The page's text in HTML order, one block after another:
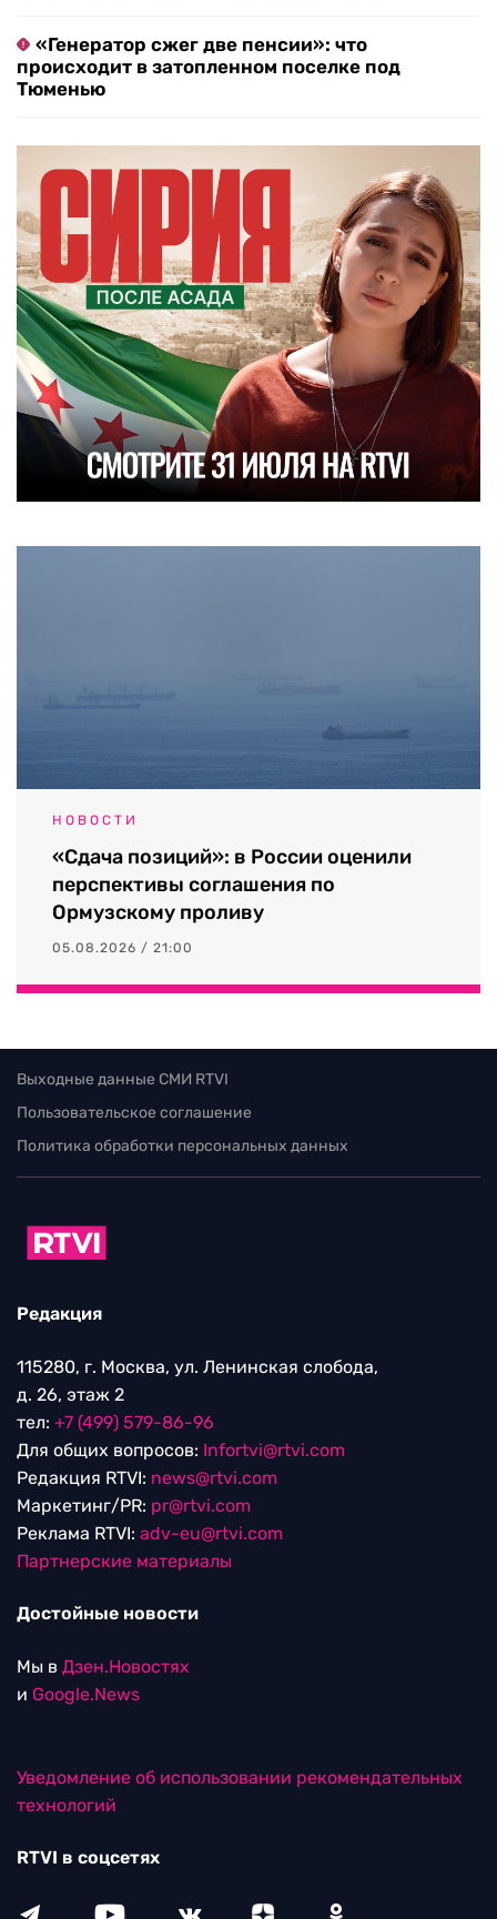
«Генератор сжег две пенсии»: что
происходит в затопленном поселке под
Тюменью
НОВОСТИ
«Сдача позиций»: в России оценили
перспективы соглашения по
Ормузскому проливу
05.08.2026 / 21:00
Выходные данные СМИ RTVI
Пользовательское соглашение
Политика обработки персональных данных
Редакция
115280, г. Москва, ул. Ленинская слобода,
д. 26, этаж 2
тел: +7 (499) 579-86-96
Для общих вопросов: Infortvi@rtvi.com
Редакция RTVI: news@rtvi.com
Маркетинг/PR: pr@rtvi.com
Реклама RTVI: adv-eu@rtvi.com
Партнерские материалы
Достойные новости
Мы в Дзен.Новостях
и Google.News
Уведомление об использовании рекомендательных
технологий
RTVI в соцсетях